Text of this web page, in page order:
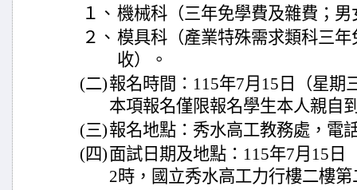
１、 機械科（三年免學費及雜費；男
２、 模具科（產業特殊需求類科三
收）。
(二)報名時間：115年7月15日（星期
本項報名僅限報名學生本人親自
(三)報名地點：秀水高工教務處，電
(四)面試日期及地點：115年7月15日
2時，國立秀水高工力行樓二樓